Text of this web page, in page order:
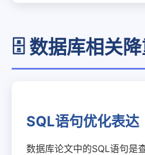
🗄️ 数据库相关
SQL语句优化表达
数据库论文中的SQL语句是